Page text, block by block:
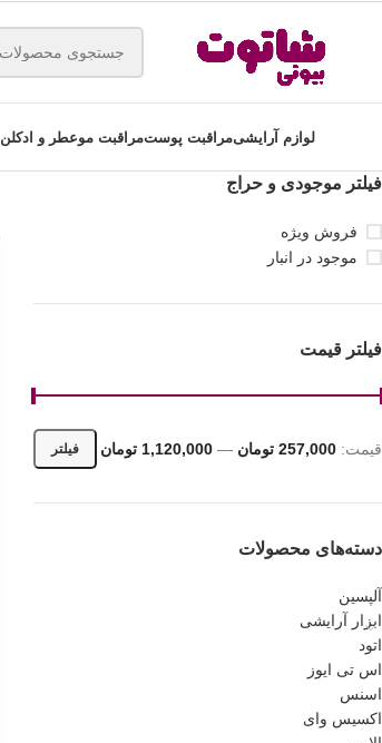
لوازم آرایشیمراقبت پوستمراقبت موعطر و ادکلن
فیلتر موجودی و حراج
فروش ویژه
موجود در انبار
فیلتر قیمت
فیلتر قیمت: 257,000 تومان — 1,120,000 تومان
دسته‌های محصولات
آلپسین
ابزار آرایشی
اتود
اس تی ایوز
اسنس
اکسیس وای